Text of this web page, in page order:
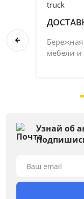
мебели
Узнай об
Ваш email